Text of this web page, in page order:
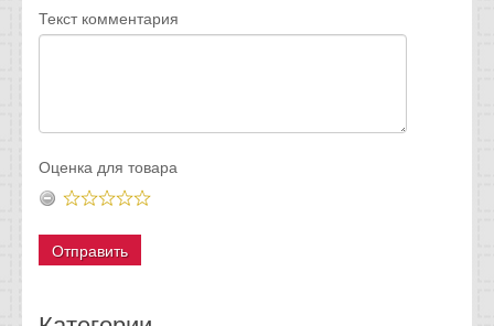
Текст комментария
Оценка для товара